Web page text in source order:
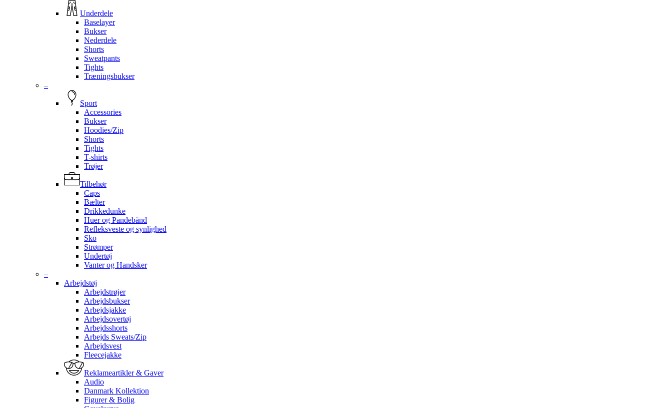
Underdele
Baselayer
Bukser
Nederdele
Shorts
Sweatpants
Tights
Træningsbukser
–
Sport
Accessories
Bukser
Hoodies/Zip
Shorts
Tights
T-shirts
Trøjer
Tilbehør
Caps
Bælter
Drikkedunke
Huer og Pandebånd
Refleksveste og synlighed
Sko
Strømper
Undertøj
Vanter og Handsker
–
Arbejdstøj
Arbejdstrøjer
Arbejdsbukser
Arbejdsjakke
Arbejdsovertøj
Arbejdsshorts
Arbejds Sweats/Zip
Arbejdsvest
Fleecejakke
Reklameartikler & Gaver
Audio
Danmark Kollektion
Figurer & Bolig